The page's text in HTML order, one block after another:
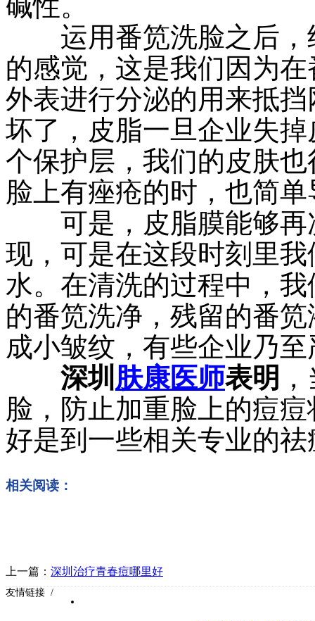
运用番笕洗脸之后，
的感觉，这是我们因为
外表进行分泌的用来抵
坏了，皮脂一旦企业失
个保护层，我们的皮肤
脸上有痤疮的时，也简
可是，皮脂膜能够再
现，可是在这段时刻里
水。在清洗的过程中，
的番笕洗净，残留的番
成小皱纹，有些企业乃
深圳 肤康医师表明
脸，防止加重脸上的痘
好是到一些相关专业的
相关阅读：
上一篇： 深圳治疗青春痘哪里好
友情链接 /